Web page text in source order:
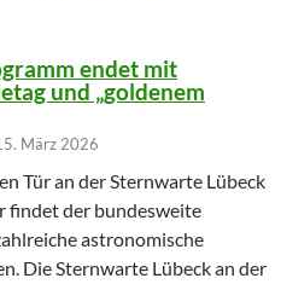
endet mit
und „goldenem
März 2026
Tür an der Sternwarte Lübeck
findet der bundesweite
astronomische
Die Sternwarte Lübeck an der